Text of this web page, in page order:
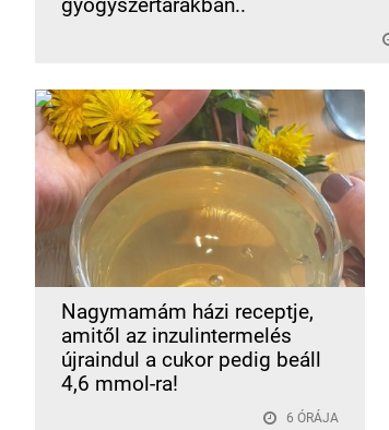
gyógyszertárakban..
Nagymamám házi receptje,
amitől az inzulintermelés
újraindul a cukor pedig beáll
4,6 mmol-ra!
6 ÓRÁJA